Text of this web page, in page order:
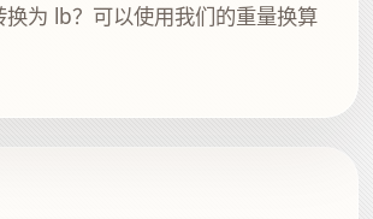
为 lb？可以使用我们的重量换算